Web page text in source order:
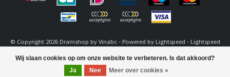
Wij slaan cookies op om onze website te verbeteren. Is dat akkoord?
Ja
Nee Meer over cookies »
© Copyright 2026 Dramshop by Vinabc - Powered by Lightspeed - Lightspeed
design byDyvelopment